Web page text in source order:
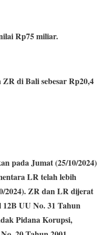
Rp75 miliar.
di Bali sebesar Rp20,4
pada Jumat (25/10/2024)
LR telah lebih
2024). ZR dan LR dijerat
12B UU No. 31 Tahun
Pidana Korupsi,